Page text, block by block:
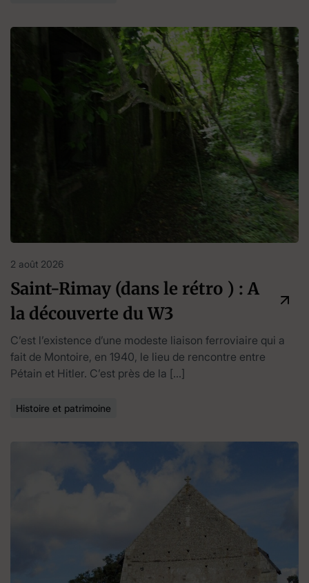
2 août 2026
Saint-Rimay (dans le rétro ) : A
la découverte du W3
C’est l’existence d’une modeste liaison ferroviaire qui a
fait de Montoire, en 1940, le lieu de rencontre entre
Pétain et Hitler. C’est près de la […]
Histoire et patrimoine